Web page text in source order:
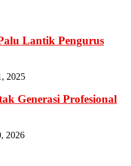
Lantik Pengurus
2025
Generasi Profesional
2026